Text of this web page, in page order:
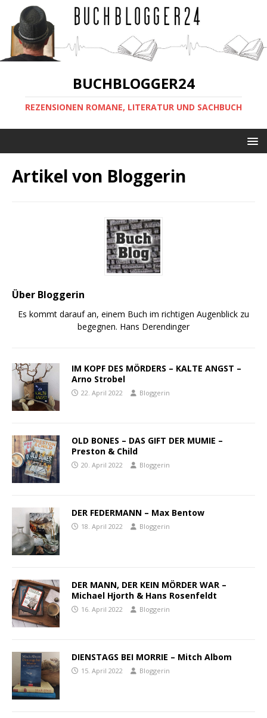
BUCHBLOGGER24
REZENSIONEN ROMANE, LITERATUR UND SACHBUCH
Artikel von Bloggerin
Über Bloggerin
Es kommt darauf an, einem Buch im richtigen Augenblick zu
begegnen. Hans Derendinger
IM KOPF DES MÖRDERS – KALTE ANGST –
Arno Strobel
22. April 2022 Bloggerin
OLD BONES – DAS GIFT DER MUMIE –
Preston & Child
20. April 2022 Bloggerin
DER FEDERMANN – Max Bentow
18. April 2022 Bloggerin
DER MANN, DER KEIN MÖRDER WAR –
Michael Hjorth & Hans Rosenfeldt
16. April 2022 Bloggerin
DIENSTAGS BEI MORRIE – Mitch Albom
15. April 2022 Bloggerin